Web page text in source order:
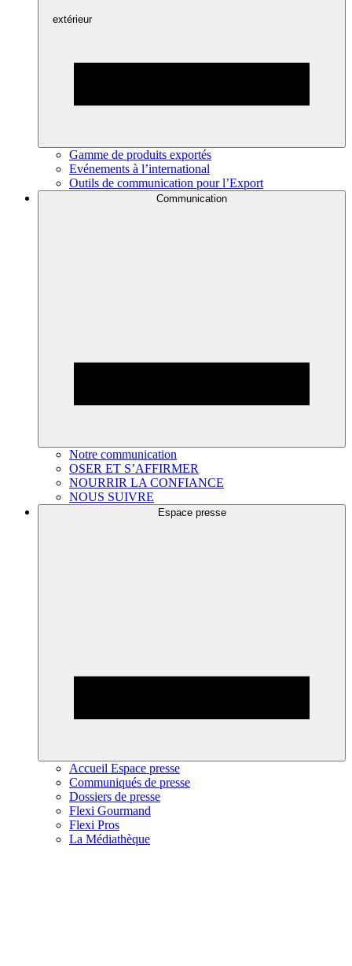
extérieur
Gamme de produits exportés
Evénements à l’international
Outils de communication pour l’Export
Communication
Notre communication
OSER ET S’AFFIRMER
NOURRIR LA CONFIANCE
NOUS SUIVRE
Espace presse
Accueil Espace presse
Communiqués de presse
Dossiers de presse
Flexi Gourmand
Flexi Pros
La Médiathèque